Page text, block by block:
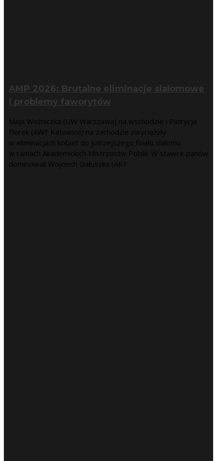
AMP 2026: Brutalne eliminacje slalomowe
i problemy faworytów
Maja Woźniczka (UW Warszawa) na wschodzie i Patrycja
Florek (AWF Katowice) na zachodzie zwyciężyły
w eliminacjach kobiet do jutrzejszego finału slalomu
w ramach Akademickich Mistrzostw Polski. W stawce panów
dominowali Wojciech Gałuszka (AKF